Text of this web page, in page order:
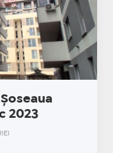
2023